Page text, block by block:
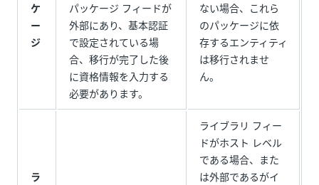
ケ
ー
ジ
パッケージ フィードが
外部にあり、基本認証
で設定されている場
合、移行が完了した後
に資格情報を入力する
必要があります。
ない場合、これら
のパッケージに依
存するエンティティ
は移行されませ
ん。
ラ
ライブラリ フィー
ドがホスト レベル
である場合、また
は外部であるがイ